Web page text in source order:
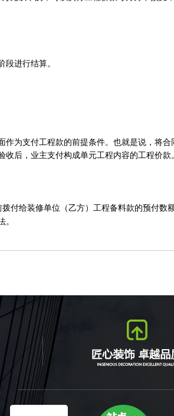
进行结算。
作为支付工程款的前提条件。也就是说，将合
收后，业主支付构成单元工程内容的工程价款
拨付给装修单位（乙方）工程备料款的预付数
。